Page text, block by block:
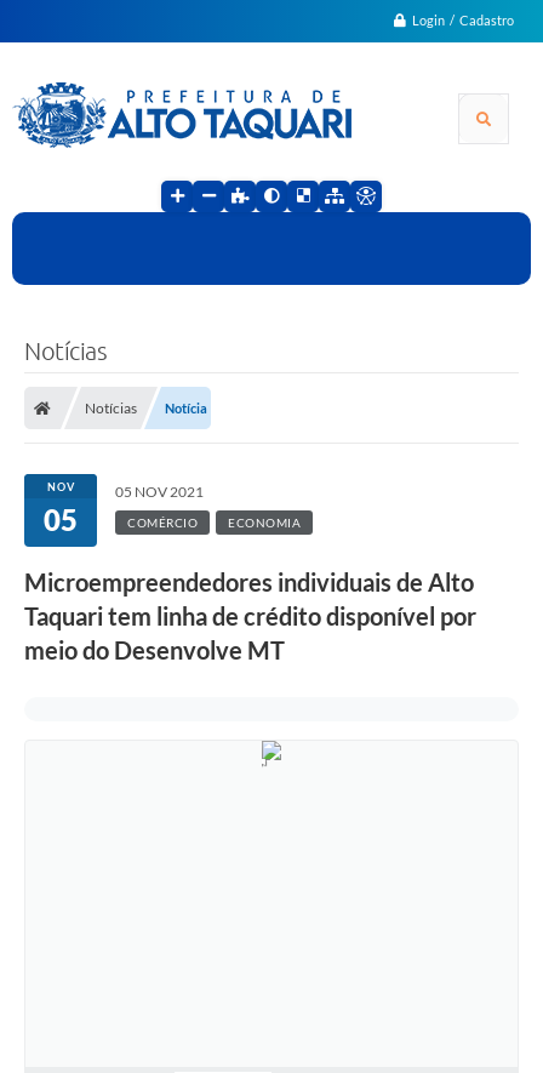
Login / Cadastro
Notícias
Notícias Notícia
NOV
05
05 NOV 2021
COMÉRCIO ECONOMIA
Microempreendedores individuais de Alto
Taquari tem linha de crédito disponível por
meio do Desenvolve MT